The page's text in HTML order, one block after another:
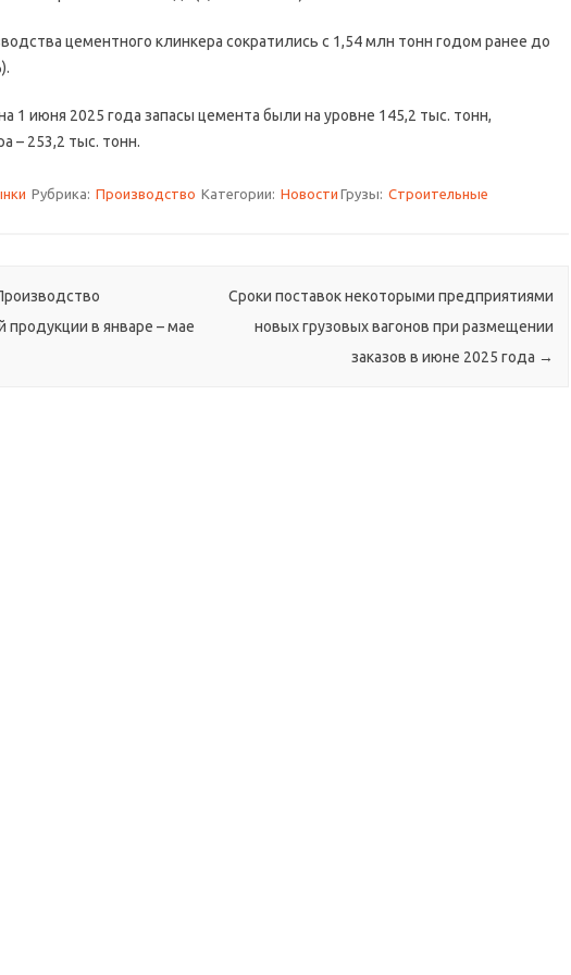
цементного клинкера сократились с 1,54 млн тонн годом ранее до
июня 2025 года запасы цемента были на уровне 145,2 тыс. тонн,
– 253,2 тыс. тонн.
Рубрика: Производство Категории: Новости Грузы: Строительные
продукции в январе – мае
Сроки поставок некоторыми предприятиями
новых грузовых вагонов при размещении
заказов в июне 2025 года →